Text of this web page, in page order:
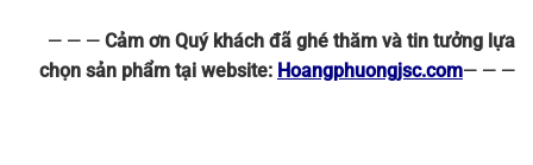
— — — Cảm ơn Quý khách đã ghé thăm và tin tưởng lựa
chọn sản phẩm tại website: Hoangphuongjsc.com— — —